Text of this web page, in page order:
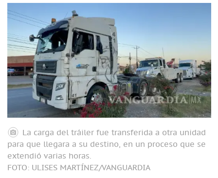
La carga del tráiler fue transferida a otra unidad
para que llegara a su destino, en un proceso que se
extendió varias horas.
FOTO: ULISES MARTÍNEZ/VANGUARDIA